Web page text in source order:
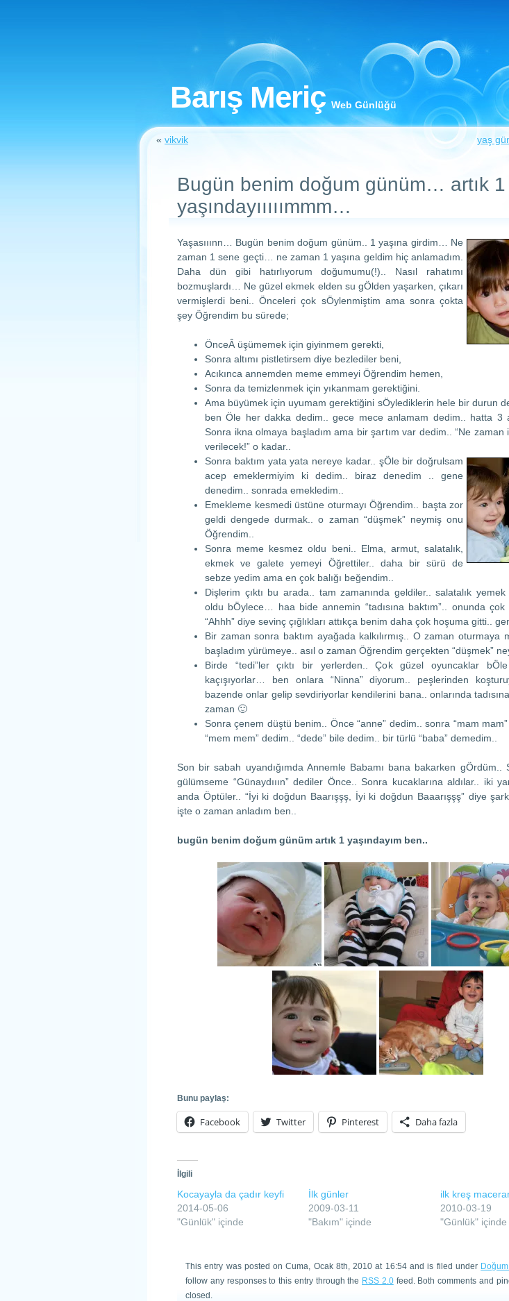
Barış Meriç Web Günlüğü
« vikvik yaş
Bugün benim doğum günüm… artık 1
yaşındayııııımmm…
Yaşasııınn… Bugün benim doğum günüm.. 1 yaşına girdim… Ne
zaman 1 sene geçti… ne zaman 1 yaşına geldim hiç anlamadım.
Daha dün gibi hatırlıyorum doğumumu(!).. Nasıl rahatımı
bozmuşlardı… Ne güzel ekmek elden su gÖlden yaşarken, çıkarı
vermişlerdi beni.. Önceleri çok sÖylenmiştim ama sonra çokta
şey Öğrendim bu sürede;
ÖnceÂ üşümemek için giyinmem gerekti,
Sonra altımı pistletirsem diye bezlediler beni,
Acıkınca annemden meme emmeyi Öğrendim hemen,
Sonra da temizlenmek için yıkanmam gerektiğini.
Ama büyümek için uyumam gerektiğini sÖylediklerin hele bir durun
ben Öle her dakka dedim.. gece mece anlamam dedim.. hatta 3
Sonra ikna olmaya başladım ama bir şartım var dedim.. “Ne zaman
verilecek!” o kadar..
Sonra baktım yata yata nereye kadar.. şÖle bir doğrulsam
acep emeklermiyim ki dedim.. biraz denedim .. gene
denedim.. sonrada emekledim..
Emekleme kesmedi üstüne oturmayı Öğrendim.. başta zor
geldi dengede durmak.. o zaman “düşmek” neymiş onu
Öğrendim..
Sonra meme kesmez oldu beni.. Elma, armut, salatalık,
ekmek ve galete yemeyi Öğrettiler.. daha bir sürü de
sebze yedim ama en çok balığı beğendim..
Dişlerim çıktı bu arada.. tam zamanında geldiler.. salatalık
oldu bÖylece… haa bide annemin “tadısına baktım”.. onunda
“Ahhh” diye sevinç çığlıkları attıkça benim daha çok hoşuma gitti..
Bir zaman sonra baktım ayağada kalkılırmış.. O zaman oturmaya
başladım yürümeye.. asıl o zaman Öğrendim gerçekten “düşmek”
Birde “tedi”ler çıktı bir yerlerden.. Çok güzel oyuncaklar bÖle
kaçışıyorlar… ben onlara “Ninna” diyorum.. peşlerinden
bazende onlar gelip sevdiriyorlar kendilerini bana.. onlarında
zaman 🙂
Sonra çenem düştü benim.. Önce “anne” dedim.. sonra “mam
“mem mem” dedim.. “dede” bile dedim.. bir türlü “baba” demedim..
Son bir sabah uyandığımda Annemle Babamı bana bakarken gÖrdüm..
gülümseme “Günaydııın” dediler Önce.. Sonra kucaklarına aldılar.. iki
anda Öptüler.. “İyi ki doğdun Baarışşş, İyi ki doğdun Baaarışşş” diye
işte o zaman anladım ben..
bugün benim doğum günüm artık 1 yaşındayım ben..
Bunu paylaş:
Facebook Twitter Pinterest Daha fazla
İlgili
Kocayayla da çadır keyfi
2014-05-06
"Günlük" içinde
İlk günler
2009-03-11
"Bakım" içinde
ilk kreş
2010-03-19
"Günlük" içinde
This entry was posted on Cuma, Ocak 8th, 2010 at 16:54 and is filed under
follow any responses to this entry through the RSS 2.0feed. Both comments and
closed.